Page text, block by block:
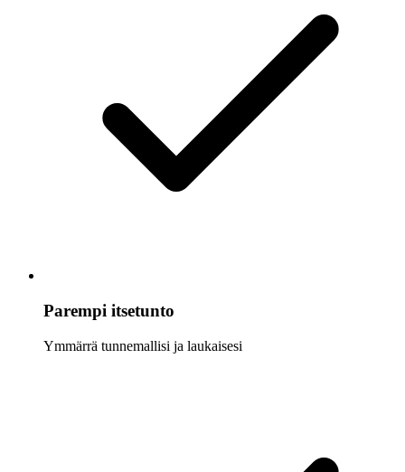
Parempi itsetunto
Ymmärrä tunnemallisi ja laukaisesi